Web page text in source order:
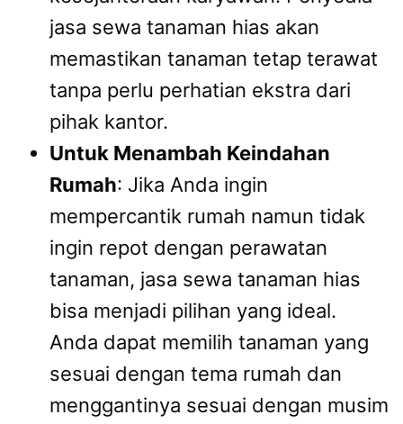
jasa sewa tanaman hias akan
memastikan tanaman tetap terawat
tanpa perlu perhatian ekstra dari
pihak kantor.
Untuk Menambah Keindahan
Rumah: Jika Anda ingin
mempercantik rumah namun tidak
ingin repot dengan perawatan
tanaman, jasa sewa tanaman hias
bisa menjadi pilihan yang ideal.
Anda dapat memilih tanaman yang
sesuai dengan tema rumah dan
menggantinya sesuai dengan musim